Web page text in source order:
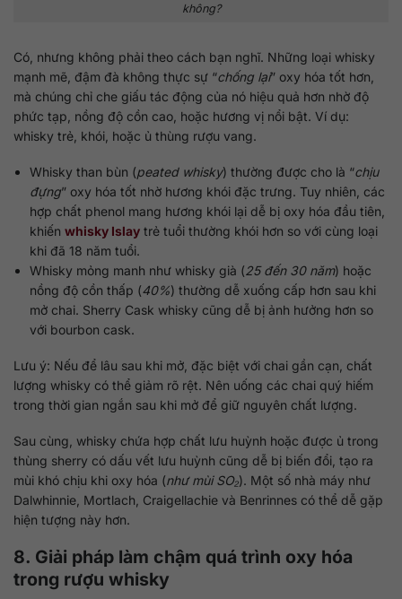
không?
Có, nhưng không phải theo cách bạn nghĩ. Những loại whisky
mạnh mẽ, đậm đà không thực sự “chống lại” oxy hóa tốt hơn,
mà chúng chỉ che giấu tác động của nó hiệu quả hơn nhờ độ
phức tạp, nồng độ cồn cao, hoặc hương vị nổi bật. Ví dụ:
whisky trẻ, khói, hoặc ủ thùng rượu vang.
Whisky than bùn (peated whisky) thường được cho là “chịu
đựng” oxy hóa tốt nhờ hương khói đặc trưng. Tuy nhiên, các
hợp chất phenol mang hương khói lại dễ bị oxy hóa đầu tiên,
khiếnwhisky Islay trẻ tuổi thường khói hơn so với cùng loại
khi đã 18 năm tuổi.
Whisky mỏng manh như whisky già (25 đến 30 năm) hoặc
nồng độ cồn thấp (40%) thường dễ xuống cấp hơn sau khi
mở chai. Sherry Cask whisky cũng dễ bị ảnh hưởng hơn so
với bourbon cask.
Lưu ý: Nếu để lâu sau khi mở, đặc biệt với chai gần cạn, chất
lượng whisky có thể giảm rõ rệt. Nên uống các chai quý hiếm
trong thời gian ngắn sau khi mở để giữ nguyên chất lượng.
Sau cùng, whisky chứa hợp chất lưu huỳnh hoặc được ủ trong
thùng sherry có dấu vết lưu huỳnh cũng dễ bị biến đổi, tạo ra
mùi khó chịu khi oxy hóa (như mùi SO₂). Một số nhà máy như
Dalwhinnie, Mortlach, Craigellachie và Benrinnes có thể dễ gặp
hiện tượng này hơn.
8. Giải pháp làm chậm quá trình oxy hóa
trong rượu whisky